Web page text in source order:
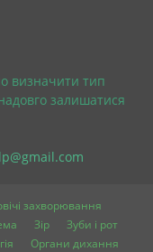
визначити тип
залишатися
захворювання
Зір
Зуби і рот
Органи дихання